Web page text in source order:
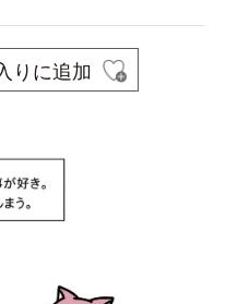
りに追加